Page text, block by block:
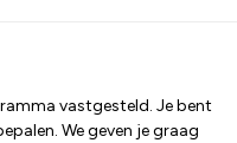
vastgesteld. Je bent
We geven je graag